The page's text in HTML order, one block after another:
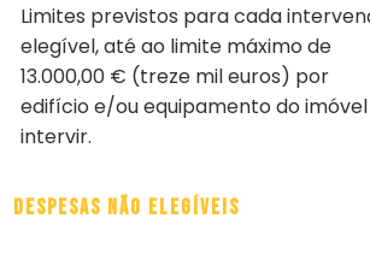
Limites previstos para cada
elegível, até ao limite máximo de
13.000,00 € (treze mil euros) por
edifício e/ou equipamento do
intervir.
Despesas não elegíveis